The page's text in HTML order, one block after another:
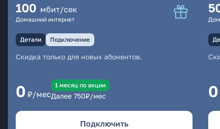
100 мбит/сек
Домашний интернет
Детали Подключение
Скидка только для новых абонентов.
0 ₽/мес
1 месяц по акции
Далее 750₽/мес
Подключить
0